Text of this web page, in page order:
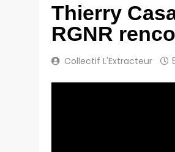
Thierry
RGNR
Collectif L'Extracteur